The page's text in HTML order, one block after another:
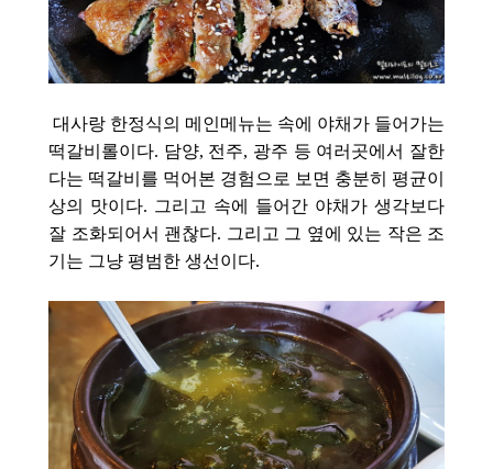
대사랑 한정식의 메인메뉴는 속에 야채가 들어가는
떡갈비롤이다. 담양, 전주, 광주 등 여러곳에서 잘한
다는 떡갈비를 먹어본 경험으로 보면 충분히 평균이
상의 맛이다. 그리고 속에 들어간 야채가 생각보다
잘 조화되어서 괜찮다. 그리고 그 옆에 있는 작은 조
기는 그냥 평범한 생선이다.